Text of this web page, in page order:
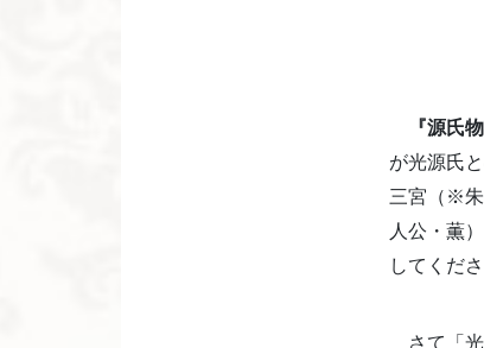
『源氏
が光源氏
三宮（※
人公・薫
してくださ
さて「光